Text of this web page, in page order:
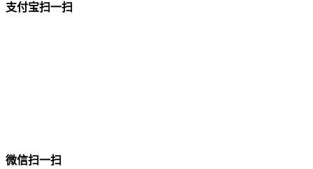
支付宝扫一扫
微信扫一扫